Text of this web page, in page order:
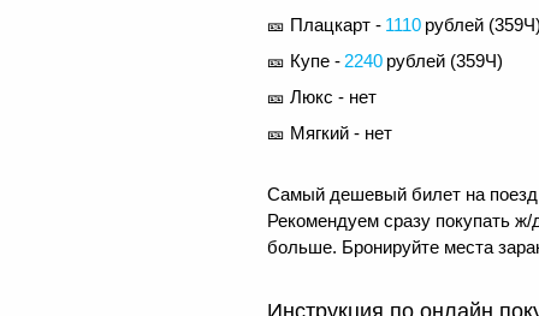
🎫 Плацкарт - 1110 рублей (359Ч)
🎫 Купе - 2240 рублей (359Ч)
🎫 Люкс - нет
🎫 Мягкий - нет
Самый дешевый билет на поезд
Рекомендуем сразу покупать
больше. Бронируйте места
Инструкция по онлайн